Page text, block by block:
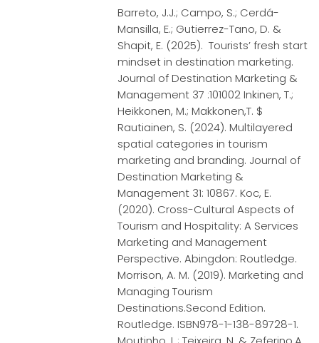
Barreto, J.J.; Campo, S.; Cerdá-
Mansilla, E.; Gutierrez-Tano, D. &
Shapit, E. (2025). Tourists’ fresh start
mindset in destination marketing.
Journal of Destination Marketing &
Management 37 :101002 Inkinen, T.;
Heikkonen, M.; Makkonen,T. $
Rautiainen, S. (2024). Multilayered
spatial categories in tourism
marketing and branding. Journal of
Destination Marketing &
Management 31: 10867. Koc, E.
(2020). Cross-Cultural Aspects of
Tourism and Hospitality: A Services
Marketing and Management
Perspective. Abingdon: Routledge.
Morrison, A. M. (2019). Marketing and
Managing Tourism
Destinations.Second Edition.
Routledge. ISBN978-1-138-89728-1.